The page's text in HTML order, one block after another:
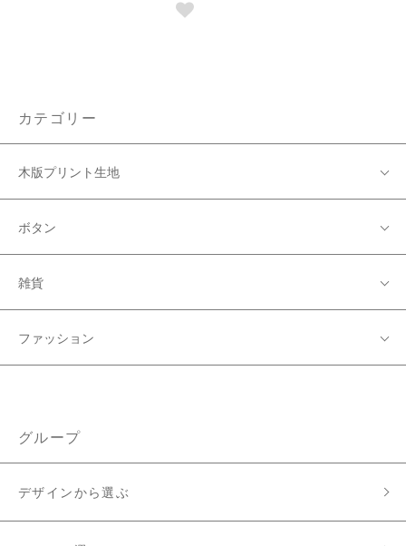
カテゴリー
木版プリント生地
ボタン
雑貨
ファッション
グループ
デザインから選ぶ